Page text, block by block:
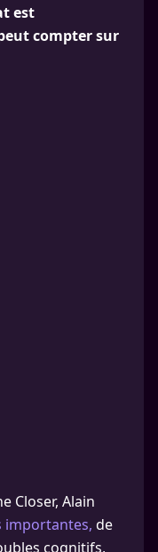
est
compter sur
Closer, Alain
importantes, de
cognitifs,